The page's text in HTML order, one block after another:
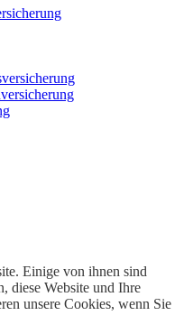
Einige von ihnen sind
diese Website und Ihre
unsere Cookies, wenn Sie